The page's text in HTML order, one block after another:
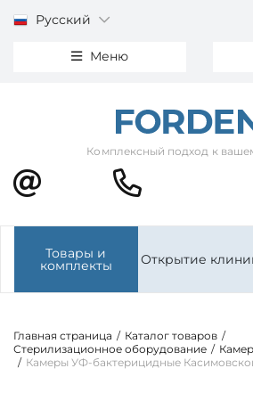
Русский
Меню
Комплексный подход к
Товары и
комплекты Открытие
Главная страница / Каталог товаров /
Стерилизационное оборудование /
/ Камеры УФ-бактерицидные